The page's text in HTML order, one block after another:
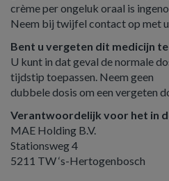
crème per ongeluk oraal is
Neem bij twijfel contact op met
Bent u vergeten dit medicijn
U kunt in dat geval de normale
tijdstip toepassen. Neem geen
dubbele dosis om een vergeten
Verantwoordelijk voor het in
MAE Holding B.V.
Stationsweg 4
5211 TW ‘s-Hertogenbosch